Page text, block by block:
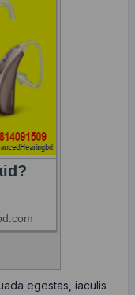
egestas, iaculis